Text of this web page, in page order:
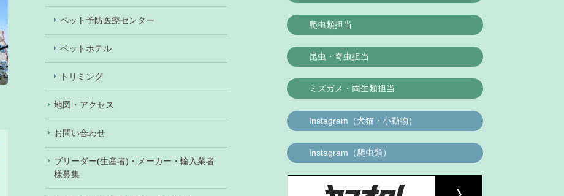
ペット予防医療センター
ペットホテル
トリミング
地図・アクセス
お問い合わせ
ブリーダー(生産者)・メーカー・輸入業者
様募集
爬虫類担当
昆虫・奇虫担当
ミズガメ・両生類担当
Instagram（犬猫・小動物）
Instagram（爬虫類）